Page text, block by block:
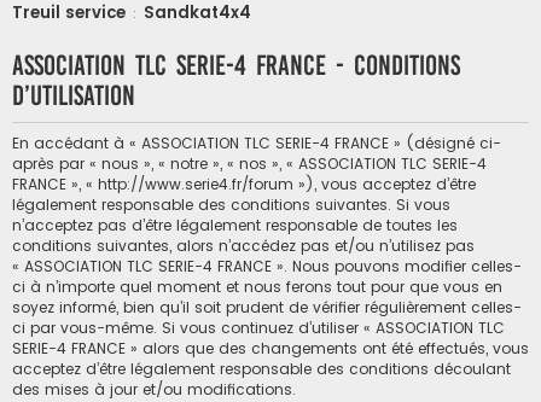
Treuil service : Sandkat4x4
ASSOCIATION TLC SERIE-4 FRANCE - Conditions
d’utilisation
En accédant à « ASSOCIATION TLC SERIE-4 FRANCE » (désigné ci-
après par « nous », « notre », « nos », « ASSOCIATION TLC SERIE-4
FRANCE », « http://www.serie4.fr/forum »), vous acceptez d’être
légalement responsable des conditions suivantes. Si vous
n’acceptez pas d’être légalement responsable de toutes les
conditions suivantes, alors n’accédez pas et/ou n’utilisez pas
« ASSOCIATION TLC SERIE-4 FRANCE ». Nous pouvons modifier celles-
ci à n’importe quel moment et nous ferons tout pour que vous en
soyez informé, bien qu’il soit prudent de vérifier régulièrement celles-
ci par vous-même. Si vous continuez d’utiliser « ASSOCIATION TLC
SERIE-4 FRANCE » alors que des changements ont été effectués, vous
acceptez d’être légalement responsable des conditions découlant
des mises à jour et/ou modifications.